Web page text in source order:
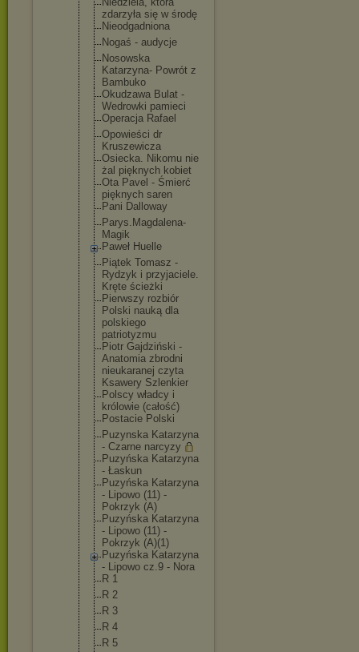
zdarzyła się w środę
Nieodgadniona
Nogaś - audycje
Nosowska
Katarzyna- Powrót z
Bambuko
Okudzawa Bulat -
Wedrowki pamieci
Operacja Rafael
Opowieści dr
Kruszewicza
Osiecka. Nikomu nie
żal pięknych kobiet
Ota Pavel - Śmierć
pięknych saren
Pani Dalloway
Parys.Magda lena-
Magik
Paweł Huelle
Piątek Tomasz -
Rydzyk i przyjaciele.
Kręte ścieżki
Pierwszy rozbiór
Polski nauką dla
polskiego
patriotyzmu
Piotr Gajdziński -
Anatomia zbrodni
nieukaranej czyta
Ksawery Szlenkier
Polscy władcy i
królowie (całość)
Postacie Polski
Puzynska Katarzyna
- Czarne narcyzy
Puzyńska Katarzyna
- Łaskun
Puzyńska Katarzyna
- Lipowo (11) -
Pokrzyk (A)
Puzyńska Katarzyna
- Lipowo (11) -
Pokrzyk (A)(1)
Puzyńska Katarzyna
- Lipowo cz.9 - Nora
R 1
R 2
R 3
R 4
R 5